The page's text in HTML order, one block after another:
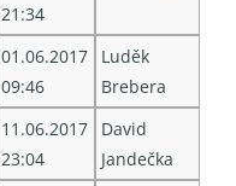
21:34
01.06.2017
09:46
Luděk
Brebera
11.06.2017
23:04
David
Jandečka